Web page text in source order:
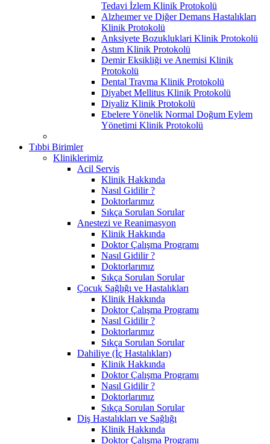
Tedavi İzlem Klinik Protokolü
Alzheımer ve Diğer Demans Hastalıkları
Klinik Protokolü
Anksiyete Bozukluklari Klinik Protokolü
Astım Klinik Protokolü
Demir Eksikliği ve Anemisi Klinik
Protokolü
Dental Travma Klinik Protokolü
Diyabet Mellitus Klinik Protokolü
Diyaliz Klinik Protokolü
Ebelere Yönelik Normal Doğum Eylem
Yönetimi Klinik Protokolü
Tıbbi Birimler
Kliniklerimiz
Acil Servis
Klinik Hakkında
Nasıl Gidilir ?
Doktorlarımız
Sıkça Sorulan Sorular
Anestezi ve Reanimasyon
Klinik Hakkında
Doktor Çalışma Programı
Nasıl Gidilir ?
Doktorlarımız
Sıkça Sorulan Sorular
Çocuk Sağlığı ve Hastalıkları
Klinik Hakkında
Doktor Çalışma Programı
Nasıl Gidilir ?
Doktorlarımız
Sıkça Sorulan Sorular
Dahiliye (İç Hastalıkları)
Klinik Hakkında
Doktor Çalışma Programı
Nasıl Gidilir ?
Doktorlarımız
Sıkça Sorulan Sorular
Diş Hastalıkları ve Sağlığı
Klinik Hakkında
Doktor Çalışma Programı